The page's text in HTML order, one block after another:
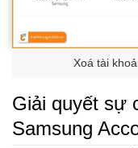
Xoá tài
Giải quyết sự
Samsung